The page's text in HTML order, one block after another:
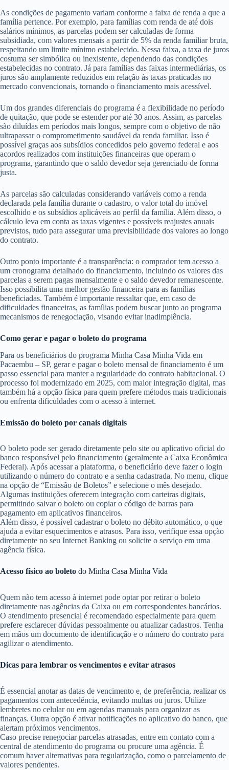
As condições de pagamento variam conforme a faixa de renda a que a
família pertence. Por exemplo, para famílias com renda de até dois
salários mínimos, as parcelas podem ser calculadas de forma
subsidiada, com valores mensais a partir de 5% da renda familiar bruta,
respeitando um limite mínimo estabelecido. Nessa faixa, a taxa de juros
costuma ser simbólica ou inexistente, dependendo das condições
estabelecidas no contrato. Já para famílias das faixas intermediárias, os
juros são amplamente reduzidos em relação às taxas praticadas no
mercado convencionais, tornando o financiamento mais acessível.
Um dos grandes diferenciais do programa é a flexibilidade no período
de quitação, que pode se estender por até 30 anos. Assim, as parcelas
são diluídas em períodos mais longos, sempre com o objetivo de não
ultrapassar o comprometimento saudável da renda familiar. Isso é
possível graças aos subsídios concedidos pelo governo federal e aos
acordos realizados com instituições financeiras que operam o
programa, garantindo que o saldo devedor seja gerenciado de forma
justa.
As parcelas são calculadas considerando variáveis como a renda
declarada pela família durante o cadastro, o valor total do imóvel
escolhido e os subsídios aplicáveis ao perfil da família. Além disso, o
cálculo leva em conta as taxas vigentes e possíveis reajustes anuais
previstos, tudo para assegurar uma previsibilidade dos valores ao longo
do contrato.
Outro ponto importante é a transparência: o comprador tem acesso a
um cronograma detalhado do financiamento, incluindo os valores das
parcelas a serem pagas mensalmente e o saldo devedor remanescente.
Isso possibilita uma melhor gestão financeira para as famílias
beneficiadas. Também é importante ressaltar que, em caso de
dificuldades financeiras, as famílias podem buscar junto ao programa
mecanismos de renegociação, visando evitar inadimplência.
Como gerar e pagar o boleto do programa
Para os beneficiários do programa Minha Casa Minha Vida em
Pacaembu – SP, gerar e pagar o boleto mensal de financiamento é um
passo essencial para manter a regularidade do contrato habitacional. O
processo foi modernizado em 2025, com maior integração digital, mas
também há a opção física para quem prefere métodos mais tradicionais
ou enfrenta dificuldades com o acesso à internet.
Emissão do boleto por canais digitais
O boleto pode ser gerado diretamente pelo site ou aplicativo oficial do
banco responsável pelo financiamento (geralmente a Caixa Econômica
Federal). Após acessar a plataforma, o beneficiário deve fazer o login
utilizando o número do contrato e a senha cadastrada. No menu, clique
na opção de “Emissão de Boletos” e selecione o mês desejado.
Algumas instituições oferecem integração com carteiras digitais,
permitindo salvar o boleto ou copiar o código de barras para
pagamento em aplicativos financeiros.
Além disso, é possível cadastrar o boleto no débito automático, o que
ajuda a evitar esquecimentos e atrasos. Para isso, verifique essa opção
diretamente no seu Internet Banking ou solicite o serviço em uma
agência física.
Acesso físico ao boleto do Minha Casa Minha Vida
Quem não tem acesso à internet pode optar por retirar o boleto
diretamente nas agências da Caixa ou em correspondentes bancários.
O atendimento presencial é recomendado especialmente para quem
prefere esclarecer dúvidas pessoalmente ou atualizar cadastros. Tenha
em mãos um documento de identificação e o número do contrato para
agilizar o atendimento.
Dicas para lembrar os vencimentos e evitar atrasos
É essencial anotar as datas de vencimento e, de preferência, realizar os
pagamentos com antecedência, evitando multas ou juros. Utilize
lembretes no celular ou em agendas manuais para organizar as
finanças. Outra opção é ativar notificações no aplicativo do banco, que
alertam próximos vencimentos.
Caso precise renegociar parcelas atrasadas, entre em contato com a
central de atendimento do programa ou procure uma agência. É
comum haver alternativas para regularização, como o parcelamento de
valores pendentes.